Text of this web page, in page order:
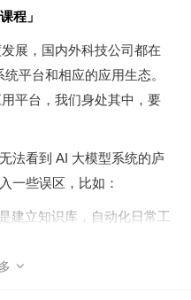
程」
展，国内外科技公司都在
平台和相应的应用生态。
平台，我们身处其中，要
法看到 AI 大模型系统的庐
一些误区，比如：
建立知识库，自动化日常工
的突破式创新
